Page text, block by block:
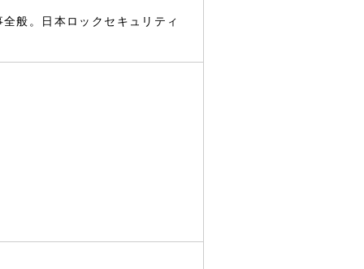
般。日本ロックセキュリティ